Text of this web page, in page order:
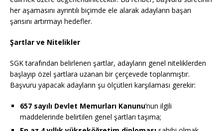
her aşamasını ayrıntılı biçimde ele alarak adayların başarı
şansını artırmayı hedefler.
Şartlar ve Nitelikler
SGK tarafından belirlenen şartlar, adayların genel niteliklerden
başlayıp özel şartlara uzanan bir çerçevede toplanmıştır.
Başvuru yapacak adayların şu ölçütleri karşılaması gerekir:
657 sayılı Devlet Memurları Kanunu’nun ilgili
maddelerinde belirtilen genel şartları taşıma;